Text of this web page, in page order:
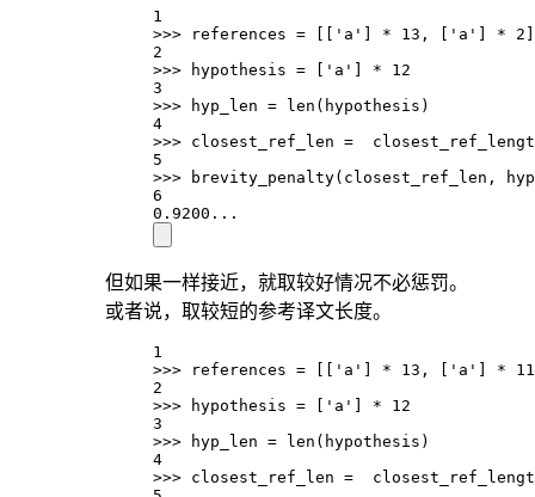
1
>>> references = [['a'] * 13, ['a'] * 2]
2
>>> hypothesis = ['a'] * 12
3
>>> hyp_len = len(hypothesis)
4
>>> closest_ref_len =
5
>>> brevity_penalty(closest_ref_len,
6
0.9200...
但如果一样接近，就取较好情况不必惩罚。
或者说，取较短的参考译文长度。
1
>>> references = [['a'] * 13, ['a'] *
2
>>> hypothesis = ['a'] * 12
3
>>> hyp_len = len(hypothesis)
4
>>> closest_ref_len =